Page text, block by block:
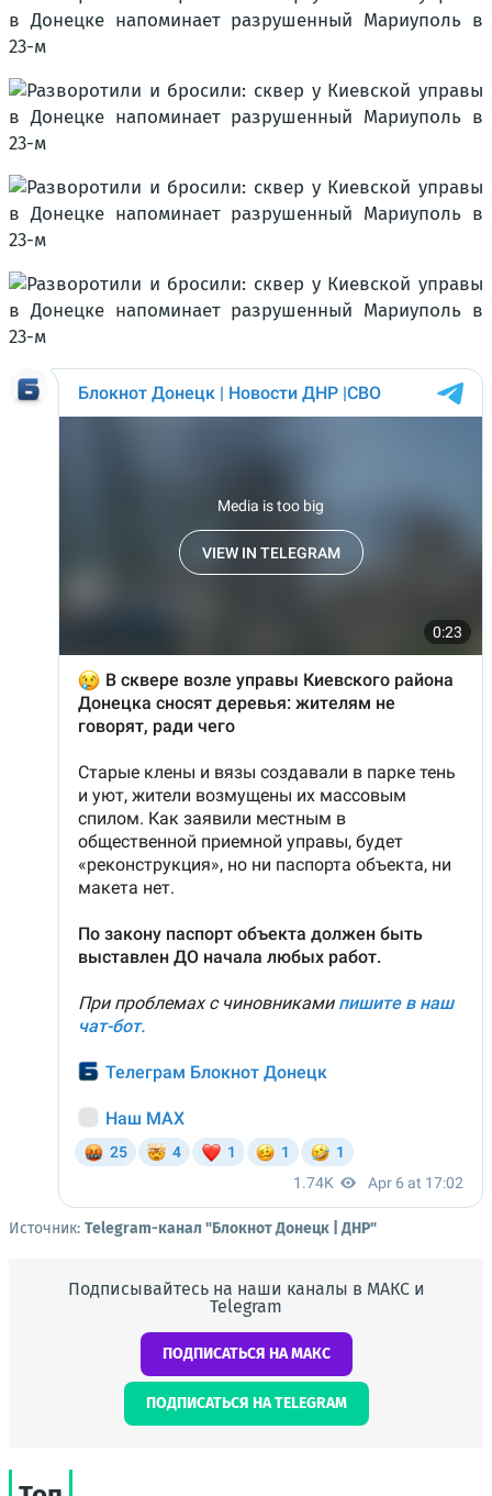
Источник: Telegram-канал "Блокнот Донецк | ДНР"
Подписывайтесь на наши каналы в МАКС и
Telegram
ПОДПИСАТЬСЯ НА МАКС
ПОДПИСАТЬСЯ НА TELEGRAM